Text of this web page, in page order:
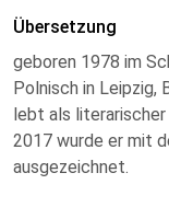
Übersetzung
geboren 1978 im
Polnisch in Leipzig,
lebt als literarischer
2017 wurde er mit
ausgezeichnet.